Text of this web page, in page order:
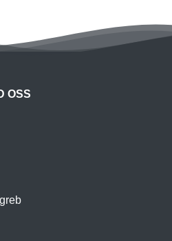
OSS